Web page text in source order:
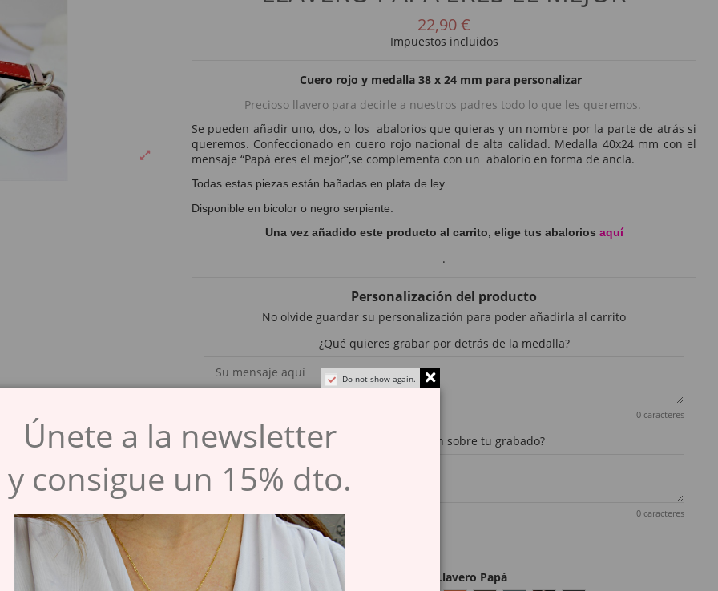
22,90 €
Impuestos incluidos
Cuero rojo y medalla 38 x 24 mm para personalizar
Precioso llavero para decirle a nuestros padres todo lo que les queremos.
Se pueden añadir uno, dos, o los abalorios que quieras y un nombre por la parte de atrás si
queremos. Confeccionado en cuero rojo nacional de alta calidad. Medalla 40x24 mm con el
mensaje “Papá eres el mejor”,se complementa con un abalorio en forma de ancla.
Todas estas piezas están bañadas en plata de ley.
Disponible en bicolor o negro serpiente.
Una vez añadido este producto al carrito, elige tus abalorios aquí
.
Personalización del producto
No olvide guardar su personalización para poder añadirla al carrito
¿Qué quieres grabar por detrás de la medalla?
0 caracteres
¿Alguna aclaración sobre tu grabado?
opcional 0 caracteres
Color cuero Llavero Papá
Do not show again.
Únete a la newsletter
y consigue un 15% dto.